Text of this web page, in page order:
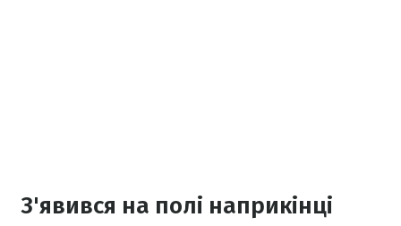
З'явився на полі наприкінці